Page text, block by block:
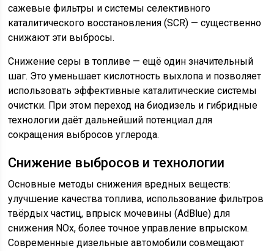
сажевые фильтры и системы селективного
каталитического восстановления (SCR) — существенно
снижают эти выбросы.
Снижение серы в топливе — ещё один значительный
шаг. Это уменьшает кислотность выхлопа и позволяет
использовать эффективные каталитические системы
очистки. При этом переход на биодизель и гибридные
технологии даёт дальнейший потенциал для
сокращения выбросов углерода.
Снижение выбросов и технологии
Основные методы снижения вредных веществ:
улучшение качества топлива, использование фильтров
твёрдых частиц, впрыск мочевины (AdBlue) для
снижения NOx, более точное управление впрыском.
Современные дизельные автомобили совмещают